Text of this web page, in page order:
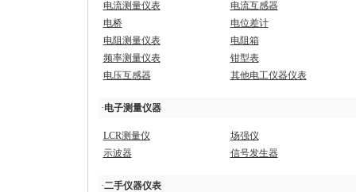
电流测量仪表
电流互感器
电桥
电位差计
电阻测量仪表
电阻箱
频率测量仪表
钳型表
电压互感器
其他电工仪器仪表
·电子测量仪器
LCR测量仪
场强仪
示波器
信号发生器
·二手仪器仪表